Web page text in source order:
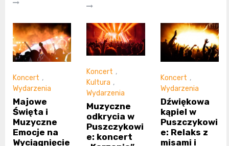
Koncert ,
Wydarzenia
Majowe
Święta i
Muzyczne
Emocje na
Wyciągnięcie
Koncert ,
Kultura ,
Wydarzenia
Muzyczne
odkrycia w
Puszczykowi
e: koncert
Koncert ,
Wydarzenia
Dźwiękowa
kąpiel w
Puszczykowi
e: Relaks z
misami i